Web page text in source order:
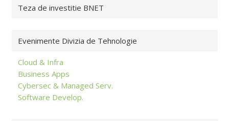
Teza de investitie BNET
Evenimente Divizia de Tehnologie
Cloud & Infra
Business Apps
Cybersec & Managed Serv.
Software Develop.